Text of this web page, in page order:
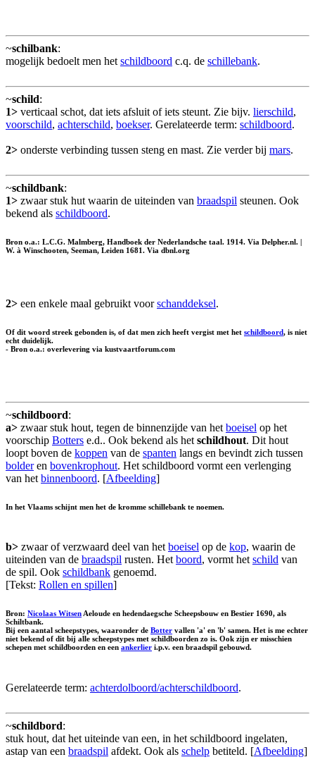
~schilbank:
mogelijk bedoelt men het schildboord c.q. de schillebank.
~schild:
1> verticaal schot, dat iets afsluit of iets steunt. Zie bijv. lierschild,
voorschild, achterschild, boekser. Gerelateerde term: schildboord.
2> onderste verbinding tussen steng en mast. Zie verder bij mars.
~schildbank:
1> zwaar stuk hut waarin de uiteinden van braadspil steunen. Ook
bekend als schildboord.
Bron o.a.: L.C.G. Malmberg, Handboek der Nederlandsche taal. 1914. Via Delpher.nl. |
W. à Winschooten, Seeman, Leiden 1681. Via dbnl.org
2> een enkele maal gebruikt voorschanddeksel.
Of dit woord streek gebonden is, of dat men zich heeft vergist met het schildboord, is niet
echt duidelijk.
- Bron o.a.: overlevering via kustvaartforum.com
~schildboord:
a> zwaar stuk hout, tegen de binnenzijde van het boeisel op het
voorschip Botters e.d.. Ook bekend als het schildhout. Dit hout
loopt boven de koppen van de spanten langs en bevindt zich tussen
bolderen bovenkrophout. Het schildboord vormt een verlenging
van het binnenboord. [Afbeelding]
In het Vlaams schijnt men het de kromme schillebank te noemen.
b> zwaar of verzwaard deel van hetboeisel op de kop, waarin de
uiteinden van de braadspil rusten. Hetboord, vormt hetschild van
de spil. Ook schildbank genoemd.
[Tekst: Rollen en spillen]
Bron: Nicolaas WitsenAeloude en hedendaegsche Scheepsbouw en Bestier 1690, als
Schiltbank.
Bij een aantal scheepstypes, waaronder de Botter vallen 'a' en 'b' samen. Het is me echter
niet bekend of dit bij alle scheepstypes met schildboorden zo is. Ook zijn er misschien
schepen met schildboorden en een ankerlier i.p.v. een braadspil gebouwd.
Gerelateerde term: achterdolboord/achterschildboord.
~schildbord:
stuk hout, dat het uiteinde van een, in het schildboord ingelaten,
astap van een braadspil afdekt. Ook als schelp betiteld. [Afbeelding]